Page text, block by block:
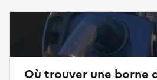
Où trouver une borne